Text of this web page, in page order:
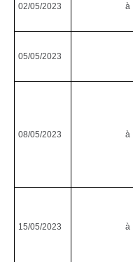
02/05/2023 à
05/05/2023
08/05/2023 à
15/05/2023 à